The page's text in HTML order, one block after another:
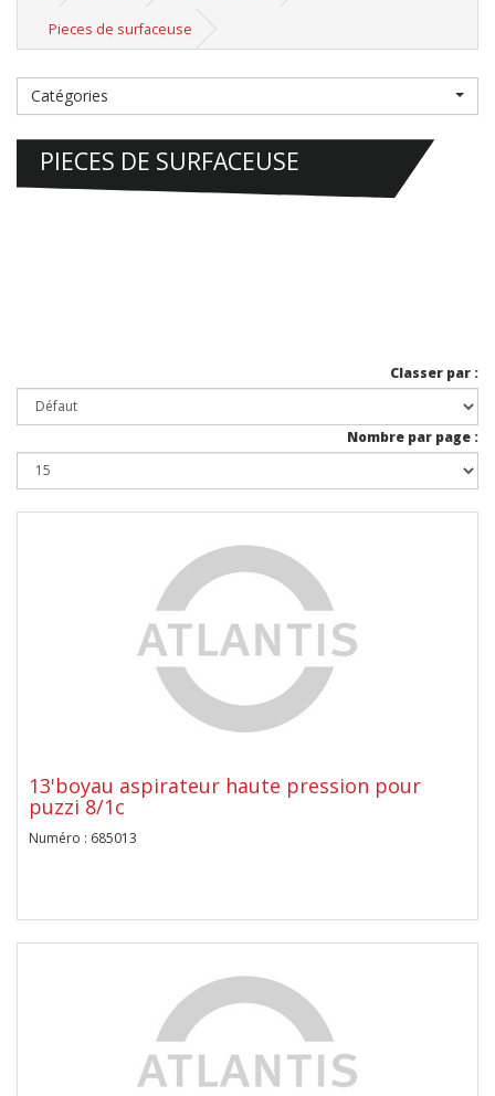
Pieces de surfaceuse
Catégories
PIECES DE SURFACEUSE
Classer par :
Nombre par page :
13'boyau aspirateur haute pression pour
puzzi 8/1c
Numéro : 685013